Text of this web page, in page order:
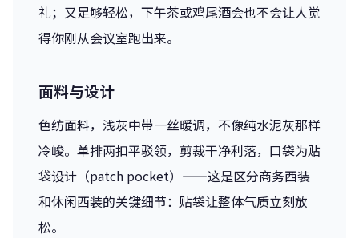
礼；又足够轻松，下午茶或鸡尾酒会也不会让人觉
得你刚从会议室跑出来。
面料与设计
色纺面料，浅灰中带一丝暖调，不像纯水泥灰那样
冷峻。单排两扣平驳领，剪裁干净利落，口袋为贴
袋设计（patch pocket）——这是区分商务西装
和休闲西装的关键细节：贴袋让整体气质立刻放
松。